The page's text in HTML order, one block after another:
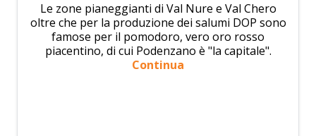
Le zone pianeggianti di Val Nure e Val Chero
oltre che per la produzione dei salumi DOP sono
famose per il pomodoro, vero oro rosso
piacentino, di cui Podenzano è "la capitale".
Continua